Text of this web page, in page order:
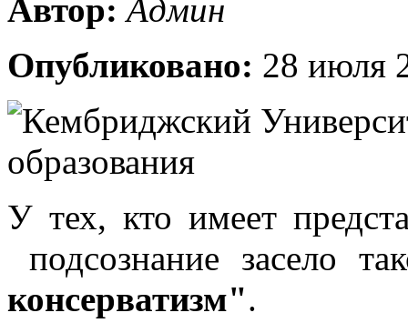
Автор: Админ
Опубликовано: 28 июля
У тех, кто имеет
подсознание засело
консерватизм".